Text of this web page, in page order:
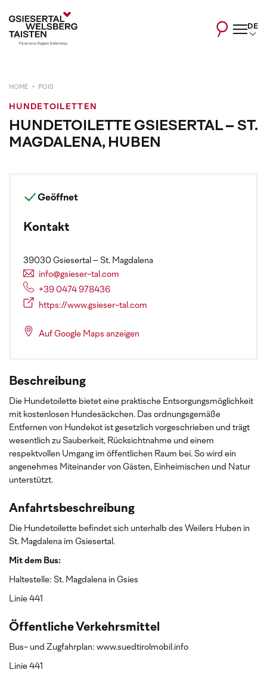
DE
HOME POIS
HUNDETOILETTEN
HUNDETOILETTE GSIESERTAL – ST.
MAGDALENA, HUBEN
Beschreibung
Die Hundetoilette bietet eine praktische Entsorgungsmöglichkeit
mit kostenlosen Hundesäckchen. Das ordnungsgemäße
Entfernen von Hundekot ist gesetzlich vorgeschrieben und trägt
wesentlich zu Sauberkeit, Rücksichtnahme und einem
respektvollen Umgang im öffentlichen Raum bei. So wird ein
angenehmes Miteinander von Gästen, Einheimischen und Natur
unterstützt.
Anfahrtsbeschreibung
Die Hundetoilette befindet sich unterhalb des Weilers Huben in
St. Magdalena im Gsiesertal.
Mit dem Bus:
Haltestelle: St. Magdalena in Gsies
Linie 441
Öffentliche Verkehrsmittel
Bus- und Zugfahrplan: www.suedtirolmobil.info
Linie 441
Geöffnet
Kontakt
39030 Gsiesertal – St. Magdalena
info@gsieser-tal.com
+39 0474 978436
https://www.gsieser-tal.com
Auf Google Maps anzeigen